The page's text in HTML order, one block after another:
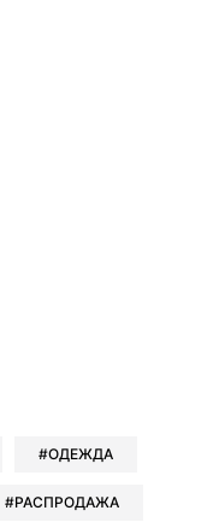
в Xв Viber
в Whatsapp
в Messenger
в LinkedIn
ОДЕЖДА
РАСПРОДАЖА